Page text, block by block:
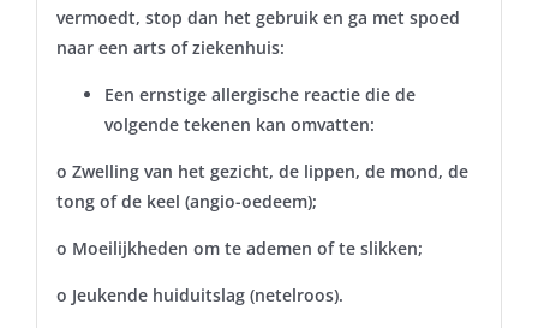
vermoedt, stop dan het gebruik en ga met spoed
naar een arts of ziekenhuis:
Een ernstige allergische reactie die de
volgende tekenen kan omvatten:
o Zwelling van het gezicht, de lippen, de mond, de
tong of de keel (angio-oedeem);
o Moeilijkheden om te ademen of te slikken;
o Jeukende huiduitslag (netelroos).